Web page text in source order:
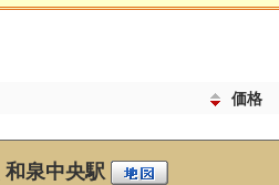
価格
和泉中央駅